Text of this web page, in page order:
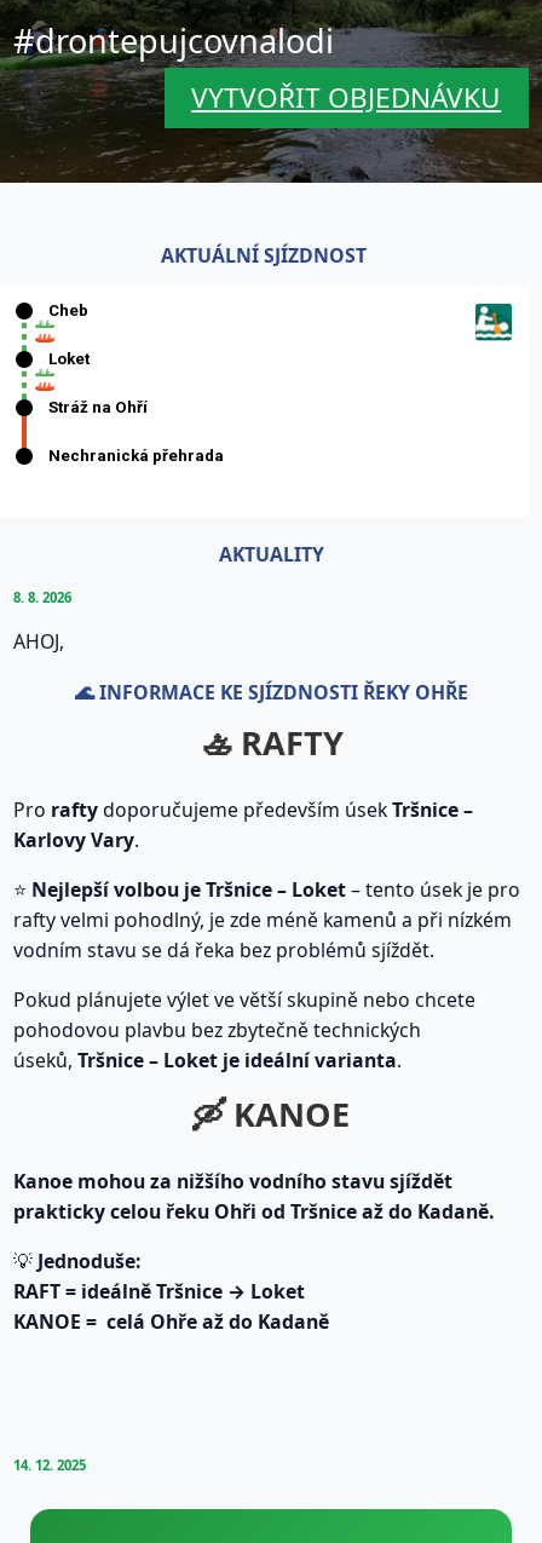
#drontepujcovnalodi
VYTVOŘIT OBJEDNÁVKU
AKTUÁLNÍ SJÍZDNOST
AKTUALITY
8. 8. 2026
AHOJ,
🌊 INFORMACE KE SJÍZDNOSTI ŘEKY OHŘE
🚣 RAFTY
Pro raftydoporučujeme především úsekTršnice –
Karlovy Vary.
⭐ Nejlepší volbou je Tršnice – Loket– tento úsek je pro
rafty velmi pohodlný, je zde méně kamenů a při nízkém
vodním stavu se dá řeka bez problémů sjíždět.
Pokud plánujete výlet ve větší skupině nebo chcete
pohodovou plavbu bez zbytečně technických
úseků,Tršnice – Loket je ideální varianta.
🛶 KANOE
Kanoe mohou za nižšího vodního stavu sjíždět
prakticky celou řeku Ohři od Tršnice až do Kadaně.
💡 Jednoduše:
RAFT = ideálně Tršnice → Loket
KANOE = celá Ohře až do Kadaně
14. 12. 2025